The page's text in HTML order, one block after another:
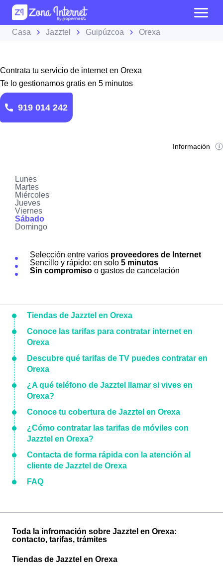
Casa Jazztel Guipúzcoa Orexa
Contrata tu servicio de internet en Orexa
Te lo gestionamos gratis en 5 minutos
919 014 242
Información
Lunes
Martes
Miércoles
Jueves
Viernes
Sábado
Domingo
Selección entre varios proveedores de Internet
Sencillo y rápido: en solo 5 minutos
Sin compromiso o gastos de cancelación
Tiendas de Jazztel en Orexa
Conoce las tarifas para contratar internet en
Orexa
Descubre qué tarifas de TV puedes contratar en
Orexa
¿A qué teléfono de Jazztel llamar si vives en
Orexa?
Conoce tu cobertura de Jazztel en Orexa
¿Cómo contratar las tarifas de móviles con
Jazztel en Orexa?
Contacta de forma rápida con la atención al
cliente de Jazztel de Orexa
FAQ
Toda la infromación sobre Jazztel en Orexa:
contacto, tarifas, trámites
Tiendas de Jazztel en Orexa